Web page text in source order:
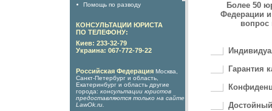
Помощь по разводу
КОНСУЛЬТАЦИИ ЮРИСТА
ПО ТЕЛЕФОНУ:
Киев: 233-32-79
Украина: 067-772-79-22
Российская Федерация Москва,
Санкт-Петербург и область,
Екатеринбург и область другие
города: консультации юристов
предоставляются только на сайте
LawOk.ru
Более 50
Федерации
вопрос
Гарантия